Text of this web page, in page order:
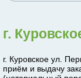
г.
г. Куровское ул.
приём и выдачу